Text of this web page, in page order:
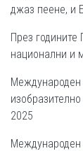
джаз пеене, и
През
национални и
Международен
2025
Международен